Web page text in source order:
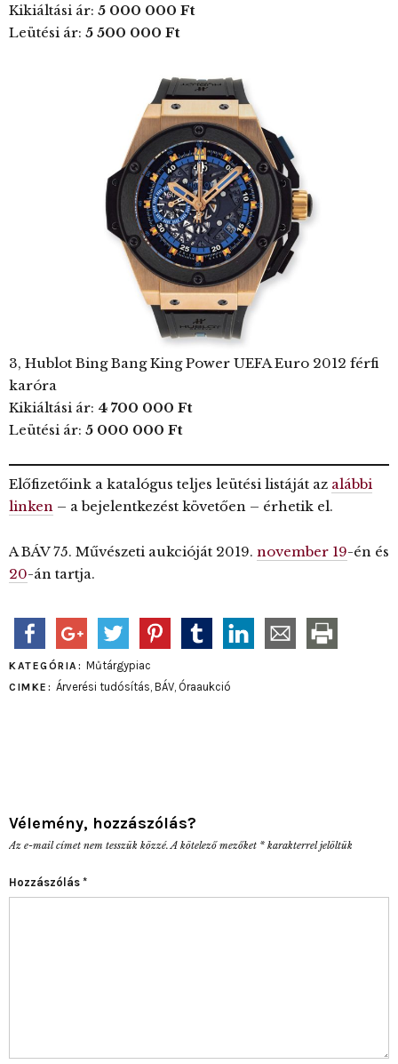
Kikiáltási ár: 5 000 000 Ft
Leütési ár: 5 500 000 Ft
3, Hublot Bing Bang King Power UEFA Euro 2012 férfi
karóra
Kikiáltási ár: 4 700 000 Ft
Leütési ár: 5 000 000 Ft
Előfizetőink a katalógus teljes leütési listáját az alábbi
linken – a bejelentkezést követően – érhetik el.
A BÁV 75. Művészeti aukcióját 2019. november 19-én és
20-án tartja.
KATEGÓRIA: Műtárgypiac
CIMKE: Árverési tudósítás BÁV, Óraaukció
Vélemény, hozzászólás?
Az e-mail címet nem tesszük közzé. A kötelező mezőket * karakterrel jelöltük
Hozzászólás *